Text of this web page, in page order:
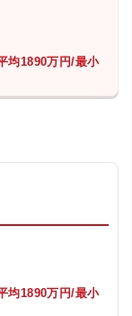
均1890万円/最小
均1890万円/最小